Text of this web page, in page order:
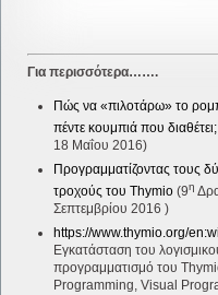
Για περισσότερα…….
Πώς να «πιλοτάρω» το
πέντε κουμπιά που διαθέτει;
18 Μαΐου 2016)
Προγραμματίζοντας τους
τροχούς του Thymio (9η
Σεπτεμβρίου 2016 )
https://www.thymio.org/
Εγκατάσταση του
προγραμματισμό του
Programming, Visual